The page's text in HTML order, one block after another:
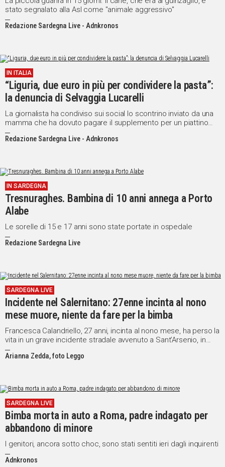
stato segnalato alla Asl come "animale aggressivo"
Redazione Sardegna Live - Adnkronos
IN ITALIA
“Liguria, due euro in più per condividere la pasta”:
la denuncia di Selvaggia Lucarelli
La giornalista ha condiviso sui social lo scontrino inviato da una
mamma che ha dovuto pagare il supplemento per un piattino
destinato alla figlia di due anni
Redazione Sardegna Live - Adnkronos
IN SARDEGNA
Tresnuraghes. Bambina di 10 anni annega a Porto
Alabe
Le sorelle di 15 e 17 anni sono state portate in ospedale
Redazione Sardegna Live
SARDEGNA LIVE
Incidente nel Salernitano: 27enne incinta al nono
mese muore, niente da fare per la bimba
Francesca Calandriello, 27 anni, incinta al nono mese, ha perso la
vita in un grave incidente stradale avvenuto a Sant’Arsenio, in
provincia di Salerno
Arianna Zedda, foto Leggo
SARDEGNA LIVE
Bimba morta in auto a Roma, padre indagato per
abbandono di minore
I genitori, ancora sotto choc, sono stati sentiti ieri dagli inquirenti
Adnkronos